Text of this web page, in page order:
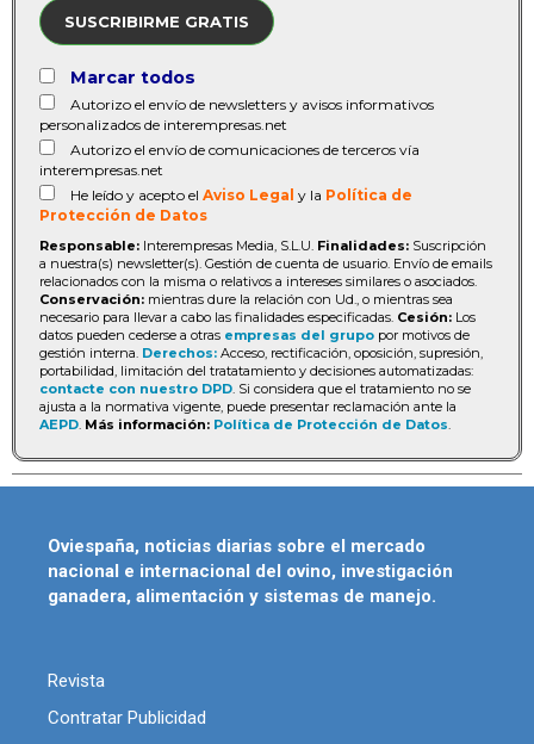
SUSCRIBIRME GRATIS
Marcar todos
Autorizo el envío de newsletters y avisos informativos
personalizados de interempresas.net
Autorizo el envío de comunicaciones de terceros vía
interempresas.net
He leído y acepto el Aviso Legal y la Política de
Protección de Datos
Responsable: Interempresas Media, S.L.U. Finalidades: Suscripción
a nuestra(s) newsletter(s). Gestión de cuenta de usuario. Envío de emails
relacionados con la misma o relativos a intereses similares o asociados.
Conservación: mientras dure la relación con Ud., o mientras sea
necesario para llevar a cabo las finalidades especificadas. Cesión: Los
datos pueden cederse a otras empresas del grupo por motivos de
gestión interna. Derechos: Acceso, rectificación, oposición, supresión,
portabilidad, limitación del tratatamiento y decisiones automatizadas:
contacte con nuestro DPD. Si considera que el tratamiento no se
ajusta a la normativa vigente, puede presentar reclamación ante la
AEPD. Más información: Política de Protección de Datos.
Oviespaña, noticias diarias sobre el mercado
nacional e internacional del ovino, investigación
ganadera, alimentación y sistemas de manejo.
Revista
Contratar Publicidad